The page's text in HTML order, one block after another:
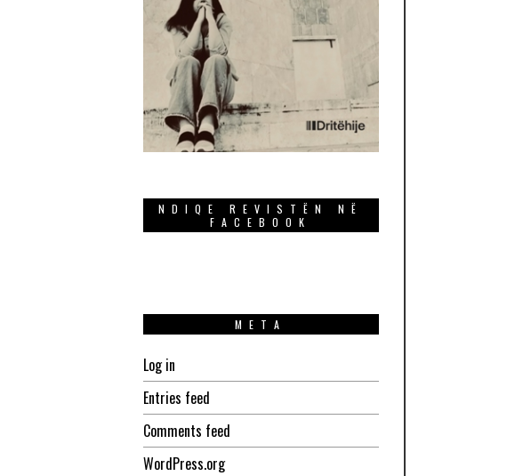
NDIQE REVISTËN NË
FACEBOOK
META
Log in
Entries feed
Comments feed
WordPress.org